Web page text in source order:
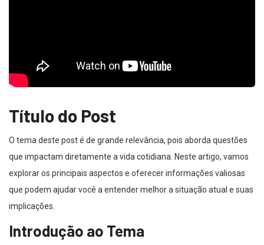
Título do Post
O tema deste post é de grande relevância, pois aborda questões
que impactam diretamente a vida cotidiana. Neste artigo, vamos
explorar os principais aspectos e oferecer informações valiosas
que podem ajudar você a entender melhor a situação atual e suas
implicações.
Introdução ao Tema